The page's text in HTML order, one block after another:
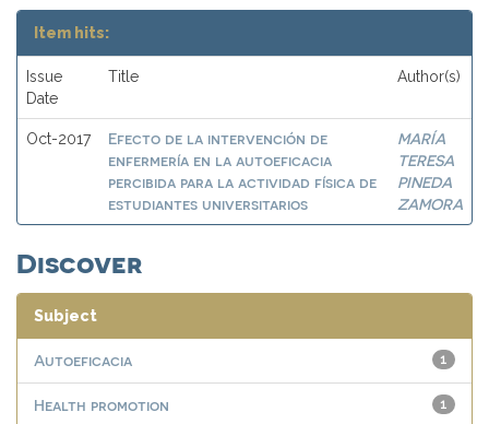
Item hits:
Issue
Date
Title Author(s)
Oct-2017
Efecto de la intervención de
enfermería en la autoeficacia
percibida para la actividad física de
estudiantes universitarios
MARÍA
TERESA
PINEDA
ZAMORA
Discover
Subject
1
Autoeficacia
1
Health promotion